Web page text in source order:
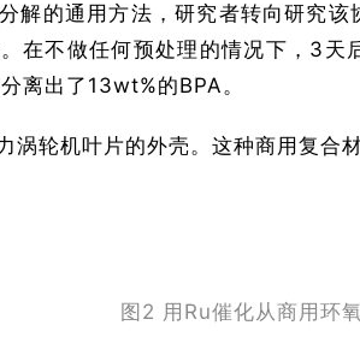
解的通用方法，研究者转向研究
在不做任何预处理的情况下，3
离出了13wt%的BPA。
涡轮机叶片的外壳。这种商用复
图2 用Ru催化从商用环